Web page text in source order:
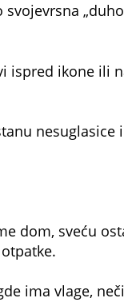
ispred ikone ili
nesuglasice
dom, sveću
ima vlage,